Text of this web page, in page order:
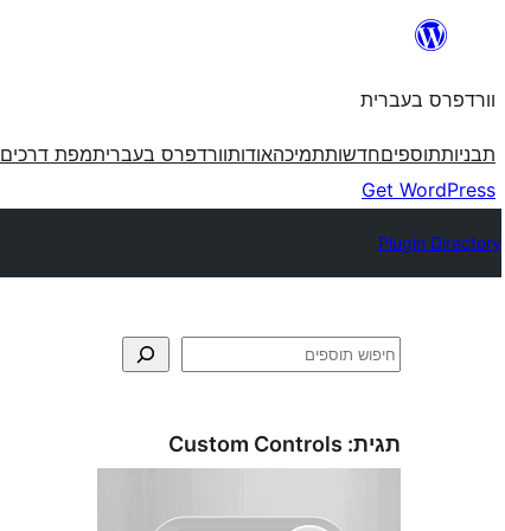
וורדפרס בעברית
תבניותתוספיםחדשותתמיכהאודותוורדפרס בעבריתמפת דרכים
Get WordPress
Plugin Directory
חיפוש
תגית: Custom Controls